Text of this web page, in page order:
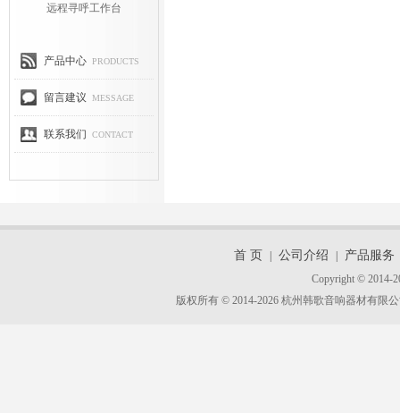
远程寻呼工作台
产品中心 PRODUCTS
留言建议 MESSAGE
联系我们 CONTACT
首 页 公司介绍 产品服务
Copyright © 2014-
版权所有 © 2014-2026 杭州韩歌音响器材有限